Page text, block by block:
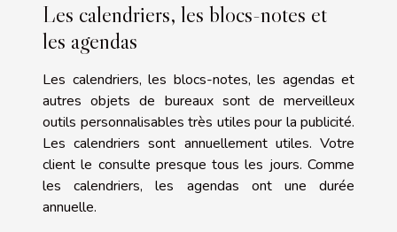
Les calendriers, les blocs-notes et
les agendas
Les calendriers, les blocs-notes, les agendas et
autres objets de bureaux sont de merveilleux
outils personnalisables très utiles pour la publicité.
Les calendriers sont annuellement utiles. Votre
client le consulte presque tous les jours. Comme
les calendriers, les agendas ont une durée
annuelle.